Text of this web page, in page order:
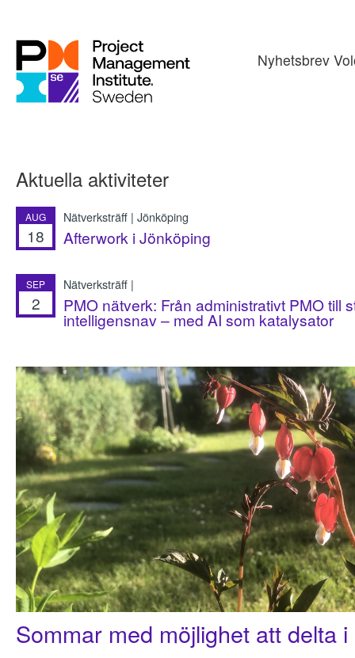
Nyhetsbrev
Aktuella aktiviteter
AUG
18
Nätverksträff | Jönköping
Afterwork i Jönköping
SEP
2
Nätverksträff |
PMO nätverk: Från administrativt PMO till
intelligensnav – med AI som katalysator
Sommar med möjlighet att delta i